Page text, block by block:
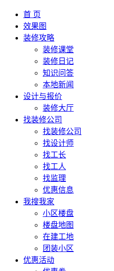
首 页
效果图
装修攻略
装修课堂
装修日记
知识问答
本地新闻
设计与报价
装修大厅
找装修公司
找装修公司
找设计师
找工长
找工人
找监理
优惠信息
我搜我家
小区楼盘
楼盘地图
在建工地
团装小区
优惠活动